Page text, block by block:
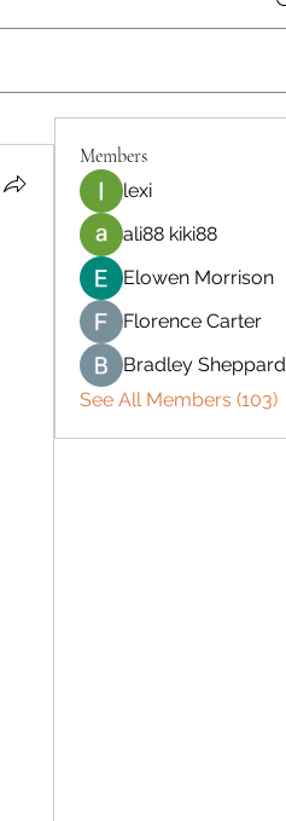
Members
lexi
ali88 kiki88
Elowen Morrison
Florence Carter
Bradley Sheppard
See All Members (103)